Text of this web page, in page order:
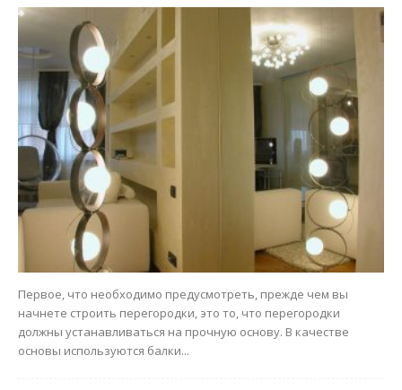
Первое, что необходимо предусмотреть, прежде чем вы
начнете строить перегородки, это то, что перегородки
должны устанавливаться на прочную основу. В качестве
основы используются балки...